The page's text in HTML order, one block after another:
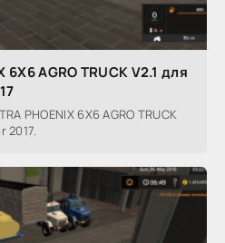
6X6 AGRO TRUCK V2.1 для
PHOENIX 6X6 AGRO TRUCK
2017.